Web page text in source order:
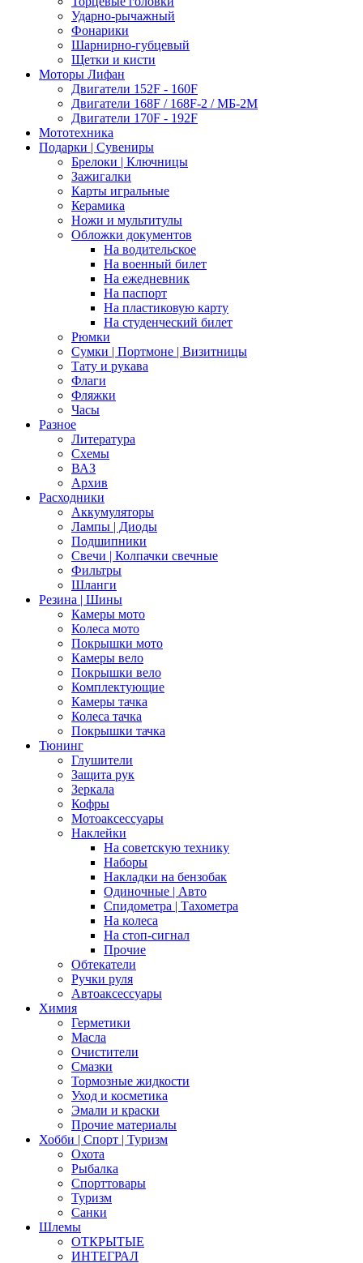
Ударно-рычажный
Фонарики
Шарнирно-губцевый
Щетки и кисти
Моторы Лифан
Двигатели 152F - 160F
Двигатели 168F / 168F-2 / МБ-2М
Двигатели 170F - 192F
Мототехника
Подарки | Сувениры
Брелоки | Ключницы
Зажигалки
Карты игральные
Керамика
Ножи и мультитулы
Обложки документов
На водительское
На военный билет
На ежедневник
На паспорт
На пластиковую карту
На студенческий билет
Рюмки
Сумки | Портмоне | Визитницы
Тату и рукава
Флаги
Фляжки
Часы
Разное
Литература
Схемы
ВАЗ
Архив
Расходники
Аккумуляторы
Лампы | Диоды
Подшипники
Свечи | Колпачки свечные
Фильтры
Шланги
Резина | Шины
Камеры мото
Колеса мото
Покрышки мото
Камеры вело
Покрышки вело
Комплектующие
Камеры тачка
Колеса тачка
Покрышки тачка
Тюнинг
Глушители
Защита рук
Зеркала
Кофры
Мотоаксессуары
Наклейки
На советскую технику
Наборы
Накладки на бензобак
Одиночные | Авто
Спидометра | Тахометра
На колеса
На стоп-сигнал
Прочие
Обтекатели
Ручки руля
Автоаксессуары
Химия
Герметики
Масла
Очистители
Смазки
Тормозные жидкости
Уход и косметика
Эмали и краски
Прочие материалы
Хобби | Cпорт | Туризм
Охота
Рыбалка
Спорттовары
Туризм
Санки
Шлемы
ОТКРЫТЫЕ
ИНТЕГРАЛ